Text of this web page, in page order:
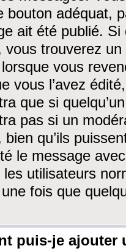
bouton adéquat,
ait été publié. Si
vous trouverez
vous
vous l’avez
que si
pas si un
bien qu’ils
le message
les utilisateurs
fois que
puis-je ajouter